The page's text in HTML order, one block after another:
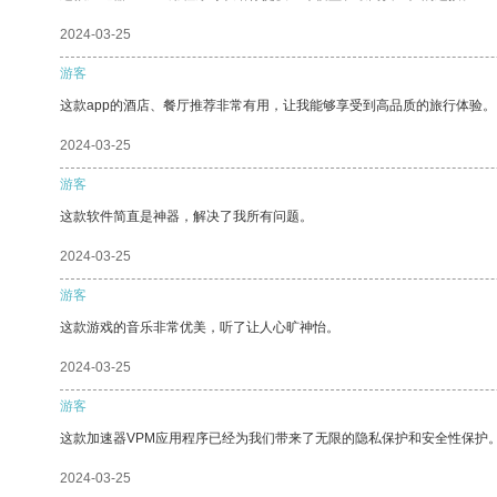
2024-03-25
游客
这款app的酒店、餐厅推荐非常有用，让我能够享受到高品质的旅行体验。
2024-03-25
游客
这款软件简直是神器，解决了我所有问题。
2024-03-25
游客
这款游戏的音乐非常优美，听了让人心旷神怡。
2024-03-25
游客
这款加速器VPM应用程序已经为我们带来了无限的隐私保护和安全性保护
2024-03-25